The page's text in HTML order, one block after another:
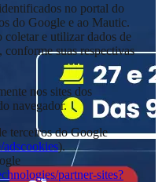
no portal do
do Google e ao Mautic.
coletar e utilizar dados de
suas respectivas
nos sites dos
navegador.
terceiros do Google
adscookies).
partner-sites?